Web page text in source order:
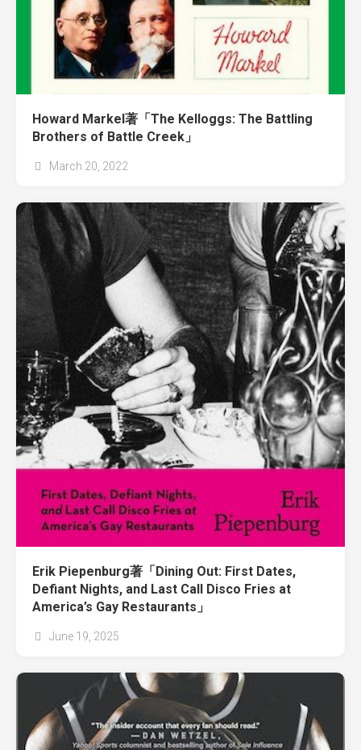
Howard Markel著「The Kelloggs: The Battling
Brothers of Battle Creek」
March 20, 2022
Erik Piepenburg著「Dining Out: First Dates,
Defiant Nights, and Last Call Disco Fries at
America’s Gay Restaurants」
June 19, 2025